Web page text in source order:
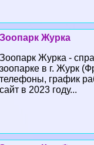
Зоопарк Журка
Зоопарк Журка -
зоопарке в г. Журк
телефоны, график
сайт в 2023 году...